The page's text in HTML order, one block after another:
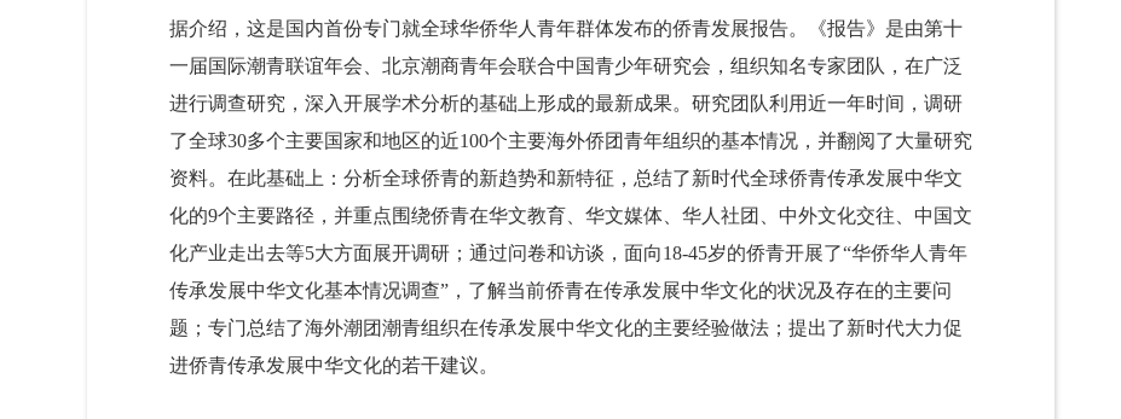
据介绍，这是国内首份专门就全球华侨华人青年群体发布的侨青发展报告。《报告》是由第十
一届国际潮青联谊年会、北京潮商青年会联合中国青少年研究会，组织知名专家团队，在广泛
进行调查研究，深入开展学术分析的基础上形成的最新成果。研究团队利用近一年时间，调研
了全球30多个主要国家和地区的近100个主要海外侨团青年组织的基本情况，并翻阅了大量研究
资料。在此基础上：分析全球侨青的新趋势和新特征，总结了新时代全球侨青传承发展中华文
化的9个主要路径，并重点围绕侨青在华文教育、华文媒体、华人社团、中外文化交往、中国文
化产业走出去等5大方面展开调研；通过问卷和访谈，面向18-45岁的侨青开展了“华侨华人青年
传承发展中华文化基本情况调查”，了解当前侨青在传承发展中华文化的状况及存在的主要问
题；专门总结了海外潮团潮青组织在传承发展中华文化的主要经验做法；提出了新时代大力促
进侨青传承发展中华文化的若干建议。